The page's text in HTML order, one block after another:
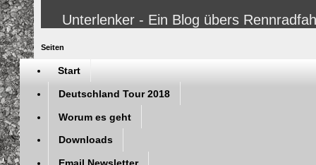
Unterlenker - Ein Blog übers
Seiten
Start
Deutschland Tour 2018
Worum es geht
Downloads